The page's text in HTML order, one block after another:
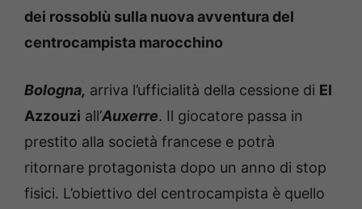
dei rossoblù sulla nuova avventura del
centrocampista marocchino
Bologna, arriva l’ufficialità della cessione di El
Azzouzi all’Auxerre. Il giocatore passa in
prestito alla società francese e potrà
ritornare protagonista dopo un anno di stop
fisici. L’obiettivo del centrocampista è quello